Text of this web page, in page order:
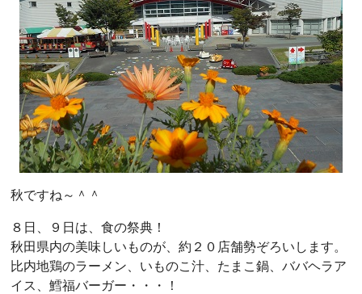
秋ですね～＾＾
８日、９日は、食の祭典！
秋田県内の美味しいものが、約２０店舗勢ぞろいします。
比内地鶏のラーメン、いものこ汁、たまこ鍋、ババヘラア
イス、鱈福バーガー・・・！